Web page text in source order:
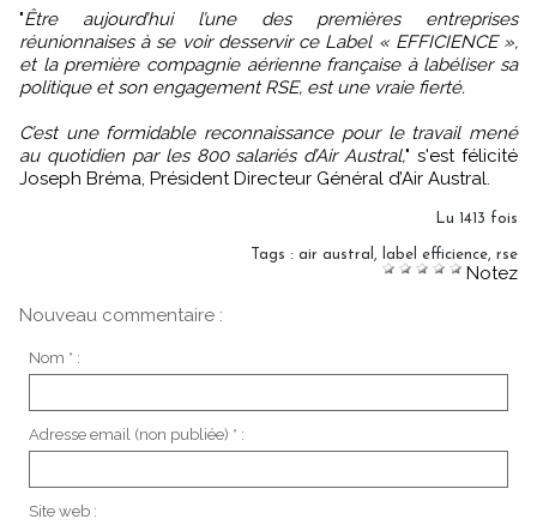
"Être aujourd’hui l’une des premières entreprises
réunionnaises à se voir desservir ce Label « EFFICIENCE »,
et la première compagnie aérienne française à labéliser sa
politique et son engagement RSE, est une vraie fierté.
C’est une formidable reconnaissance pour le travail mené
au quotidien par les 800 salariés d’Air Austral," s'est félicité
Joseph Bréma, Président Directeur Général d’Air Austral.
Lu 1413 fois
Tags : air austral , label efficience, rse
Notez
Nouveau commentaire :
Nom * :
Adresse email (non publiée) * :
Site web :